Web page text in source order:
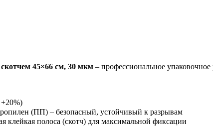
45×66 см, 30 мкм – профессиональное
(ПП) – безопасный, устойчивый к разрывам
клейкая полоса (скотч) для максимальной фиксации